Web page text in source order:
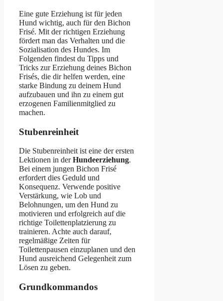
Eine gute Erziehung ist für jeden
Hund wichtig, auch für den Bichon
Frisé. Mit der richtigen Erziehung
fördert man das Verhalten und die
Sozialisation des Hundes. Im
Folgenden findest du Tipps und
Tricks zur Erziehung deines Bichon
Frisés, die dir helfen werden, eine
starke Bindung zu deinem Hund
aufzubauen und ihn zu einem gut
erzogenen Familienmitglied zu
machen.
Stubenreinheit
Die Stubenreinheit ist eine der ersten
Lektionen in derHundeerziehung.
Bei einem jungen Bichon Frisé
erfordert dies Geduld und
Konsequenz. Verwende positive
Verstärkung, wie Lob und
Belohnungen, um den Hund zu
motivieren und erfolgreich auf die
richtige Toilettenplatzierung zu
trainieren. Achte auch darauf,
regelmäßige Zeiten für
Toilettenpausen einzuplanen und den
Hund ausreichend Gelegenheit zum
Lösen zu geben.
Grundkommandos